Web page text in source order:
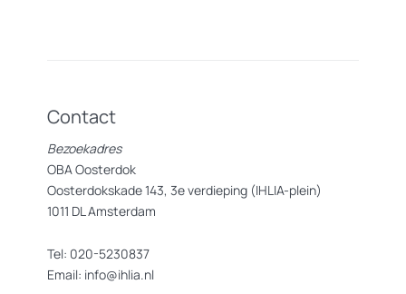
Contact
Bezoekadres
OBA Oosterdok
Oosterdokskade 143, 3e verdieping (IHLIA-plein)
1011 DL Amsterdam
Tel: 020-5230837
Email: info@ihlia.nl